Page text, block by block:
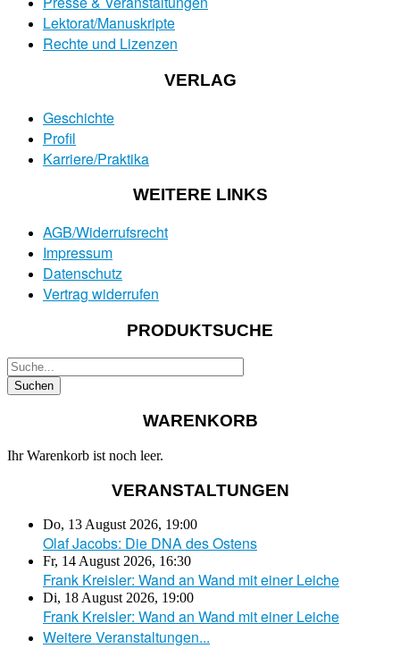
Lektorat/Manuskripte
Rechte und Lizenzen
VERLAG
Geschichte
Profil
Karriere/Praktika
WEITERE LINKS
AGB/Widerrufsrecht
Impressum
Datenschutz
Vertrag widerrufen
PRODUKTSUCHE
WARENKORB
Ihr Warenkorb ist noch leer.
VERANSTALTUNGEN
Do, 13 August 2026, 19:00
Olaf Jacobs: Die DNA des Ostens
Fr, 14 August 2026, 16:30
Frank Kreisler: Wand an Wand mit einer Leiche
Di, 18 August 2026, 19:00
Frank Kreisler: Wand an Wand mit einer Leiche
Weitere Veranstaltungen...